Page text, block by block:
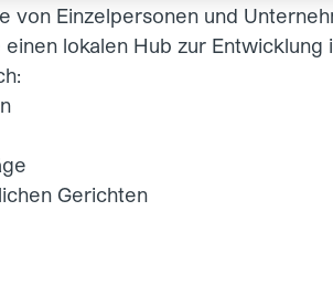
Einzelpersonen und
lokalen Hub zur
Gerichten